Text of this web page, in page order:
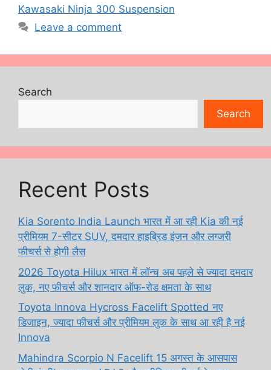
Kawasaki Ninja 300 Suspension
Leave a comment
Search
Search
Recent Posts
Kia Sorento India Launch भारत में आ रही Kia की नई
प्रीमियम 7-सीटर SUV, दमदार हाइब्रिड इंजन और लग्जरी
फीचर्स से होगी लैस
2026 Toyota Hilux भारत में लॉन्च अब पहले से ज्यादा दमदार
लुक, नए फीचर्स और शानदार ऑफ-रोड क्षमता के साथ
Toyota Innova Hycross Facelift Spotted नए
डिजाइन, ज्यादा फीचर्स और प्रीमियम लुक के साथ आ रही है नई
Innova
Mahindra Scorpio N Facelift 15 अगस्त के आसपास